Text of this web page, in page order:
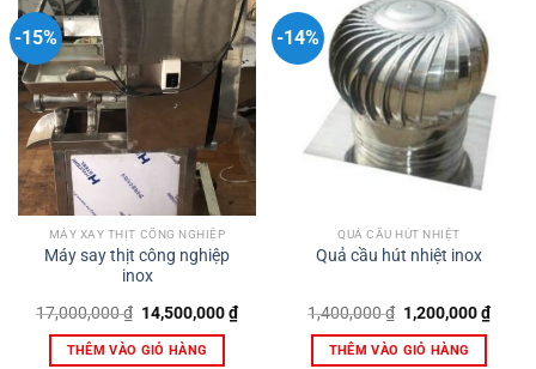
-15%
MÁY XAY THỊT CÔNG NGHIỆP
Máy say thịt công nghiệp
inox
17,000,000₫ Giá
gốc
là:
17,000,000 ₫.
14,500,000₫Giá
hiện
THÊM VÀO GIỎ HÀNG
-14%
QUẢ CẦU HÚT NHIỆT
Quả cầu hút nhiệt inox
1,400,000₫ Giá
gốc
là:
1,400,000 ₫.
1,200,000₫Giá
hiện
THÊM VÀO GIỎ HÀNG